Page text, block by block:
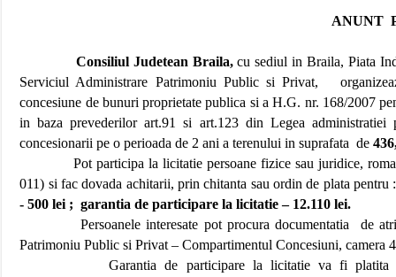
ANUNT
Consiliul Judetean Braila,cu sediul in Braila, Piata
Serviciul Administrare Patrimoniu Public si Privat,
concesiune de bunuri proprietate publica si a H.G. nr. 168/2007
in baza prevederilor art.91 si art.123 din Legea
concesionarii pe o perioada de 2 ani a terenului in suprafata de
Pot participa la licitatie persoane fizice sau juridice,
011) si fac dovada achitarii, prin chitanta sau ordin de plata pentru
- 500 lei ; garantia de participare la licitatie – 12.110 lei.
Persoanele interesate pot procura documentatia
de
Patrimoniu Public si Privat – Compartimentul Concesiuni, camera
Garantia de participare la licitatie va fi